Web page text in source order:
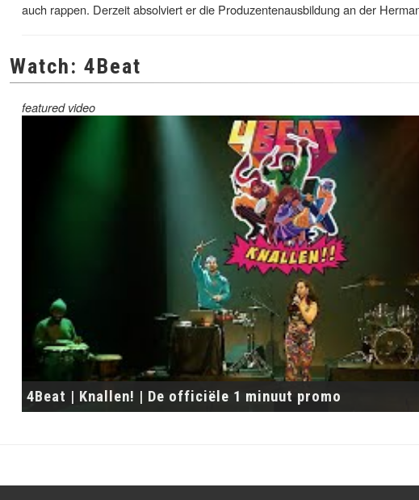
auch rappen. Derzeit absolviert er die Produzentenausbildung an der
Watch: 4Beat
featured video
4Beat | Knallen! | De officiële 1 minuut promo